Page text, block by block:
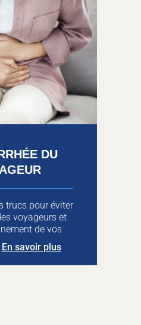
DU
trucs pour éviter
voyageurs et
de vos
En savoir plus